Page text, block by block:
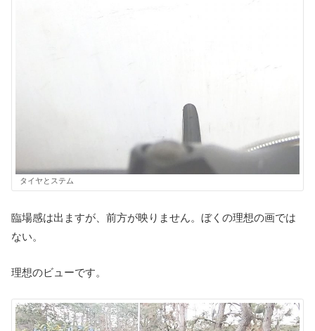
タイヤとステム
臨場感は出ますが、前方が映りません。ぼくの理想の画では
ない。
理想のビューです。